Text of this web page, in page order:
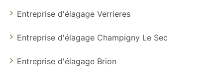
Entreprise d'élagage Verrieres
Entreprise d'élagage Champigny Le Sec
Entreprise d'élagage Brion